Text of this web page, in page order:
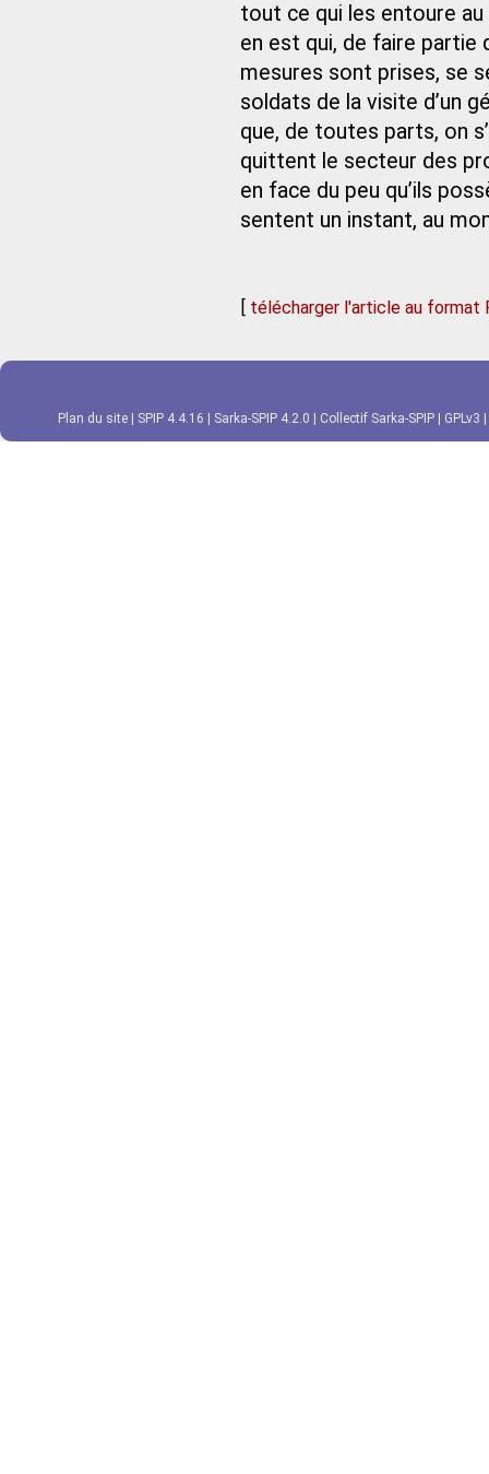
tout ce qui les entoure
en est qui, de faire partie
mesures sont prises, se
soldats de la visite d’un
que, de toutes parts, on
quittent le secteur des
en face du peu qu’ils
sentent un instant, au
[ télécharger l'article au format
Plan du site SPIP 4.4.16 Sarka-SPIP 4.2.0 Collectif Sarka-SPIP GPLv3